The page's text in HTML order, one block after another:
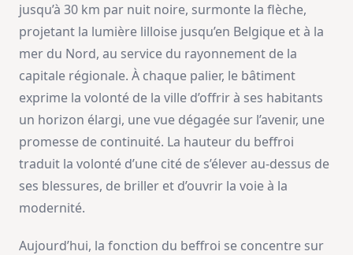
jusqu’à 30 km par nuit noire, surmonte la flèche,
projetant la lumière lilloise jusqu’en Belgique et à la
mer du Nord, au service du rayonnement de la
capitale régionale. À chaque palier, le bâtiment
exprime la volonté de la ville d’offrir à ses habitants
un horizon élargi, une vue dégagée sur l’avenir, une
promesse de continuité. La hauteur du beffroi
traduit la volonté d’une cité de s’élever au-dessus de
ses blessures, de briller et d’ouvrir la voie à la
modernité.
Aujourd’hui, la fonction du beffroi se concentre sur